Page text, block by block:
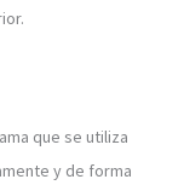
que se utiliza
y de forma